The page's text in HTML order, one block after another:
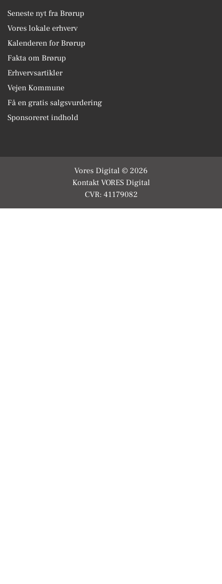
Seneste nyt fra Brørup
Vores lokale erhverv
Kalenderen for Brørup
Fakta om Brørup
Erhvervsartikler
Vejen Kommune
Få en gratis salgsvurdering
Sponsoreret indhold
Vores Digital © 2026
Kontakt VORES Digital
CVR: 41179082